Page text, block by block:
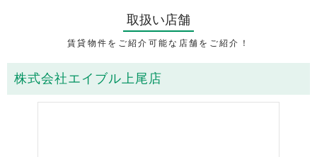
取扱い店舗
賃貸物件をご紹介可能な店舗をご紹介！
株式会社エイブル上尾店